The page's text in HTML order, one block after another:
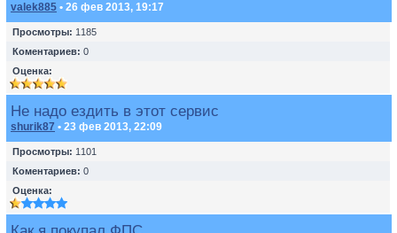
valek885 • 26 фев 2013, 19:17
Просмотры: 1185
Коментариев: 0
Оценка:
Не надо ездить в этот сервис
shurik87 • 23 фев 2013, 22:09
Просмотры: 1101
Коментариев: 0
Оценка: